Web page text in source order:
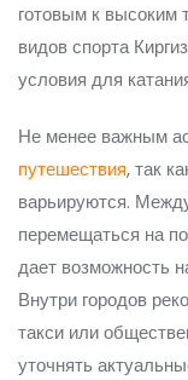
готовым к высоким
видов спорта
условия для
Не менее важным
путешествия, так
варьируются.
перемещаться на
дает возможность
Внутри городов
такси или
уточнять